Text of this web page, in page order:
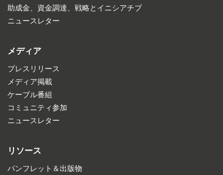
助成金、資金調達、戦略とイニシアチブ
ニュースレター
メディア
プレスリリース
メディア掲載
ケーブル番組
コミュニティ参加
ニュースレター
リソース
パンフレット＆出版物